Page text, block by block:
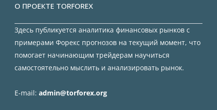
О ПРОЕКТЕ TORFOREX
Здесь публикуется аналитика финансовых рынков с
примерами Форекс прогнозов на текущий момент, что
помогает начинающим трейдерам научиться
самостоятельно мыслить и анализировать рынок.
E-mail: admin@torforex.org